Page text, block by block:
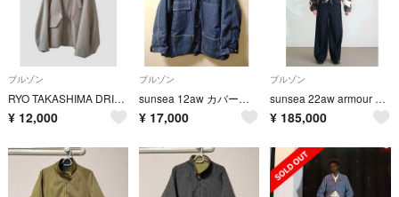
ブルゾン
RYO TAKASHIMA DRIZZLER JACKET
¥ 12,000
ブルゾン
sunsea 12aw カバーオール アウター
¥ 17,000
ブルゾン
sunsea 22aw armour blouson
¥ 185,000